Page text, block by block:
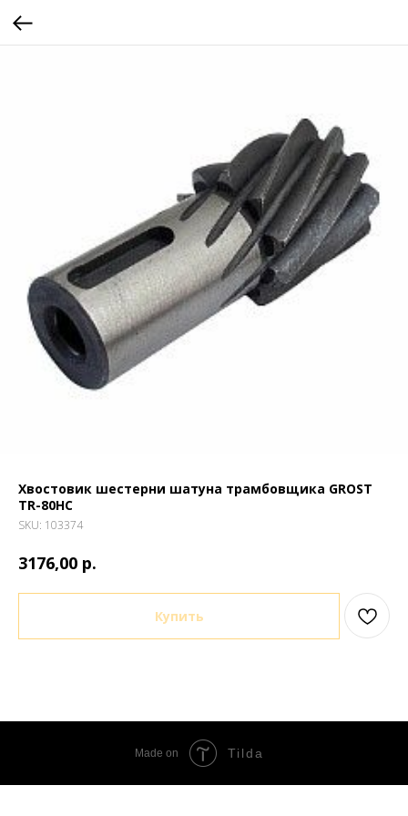
Хвостовик шестерни шатуна трамбовщика GROST
TR-80HC
SKU: 103374
3176,00 р.
Купить
Made on Tilda